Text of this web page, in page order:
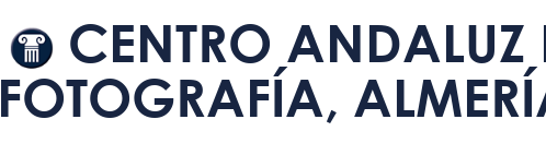
CENTRO ANDALUZ
FOTOGRAFÍA,